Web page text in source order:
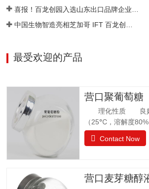
数细菌和酵母所发
感和风味。在高温下
易容易着色。 法规
最受欢迎的产品
营口聚葡萄糖
理化性质 良好
（25℃，溶解度
性 环境湿度高
许可 57个国家批
聚葡萄糖质量标准
Contact Now
营口麦芽糖醇